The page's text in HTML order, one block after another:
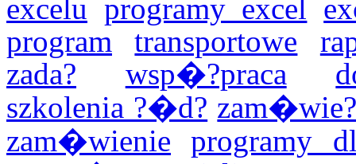
excelu programy excel
program
transportowe
zada? wsp�?praca
szkolenia ?�d?
zam�wienie programy